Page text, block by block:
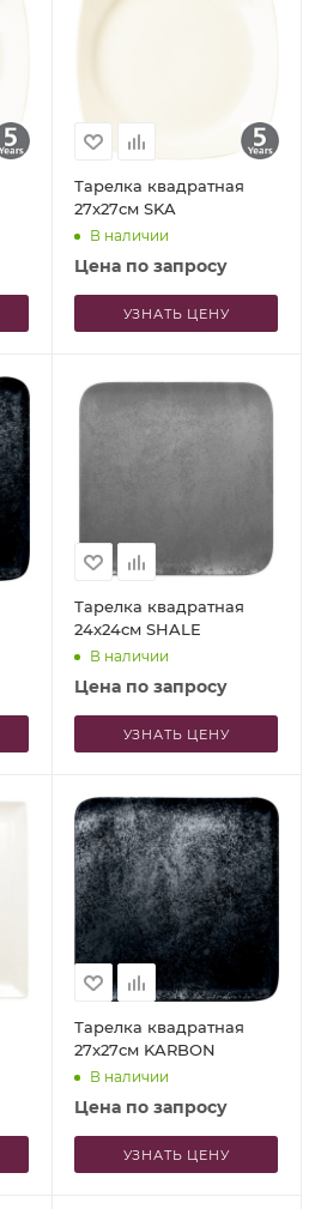
Тарелка квадратная
27x27см SKA
В наличии
Цена по запросу
УЗНАТЬ ЦЕНУ
Тарелка квадратная
24x24см SHALE
В наличии
Цена по запросу
УЗНАТЬ ЦЕНУ
Тарелка квадратная
27x27см KARBON
В наличии
Цена по запросу
УЗНАТЬ ЦЕНУ